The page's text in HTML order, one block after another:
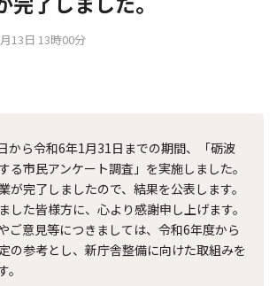
13日 13時00分
から令和6年1月31日までの期間、「砺波
る市民アンケート調査」を実施しました。
が完了しましたので、結果を公表します。
した皆様方に、心より感謝申し上げます。
ご意見等につきましては、令和6年度から
の参考とし、新庁舎整備に向けた取組みを